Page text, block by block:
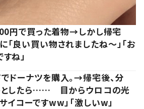
円で買った着物→しかし帰宅
良い買い物されましたね～」「お
ね」
ドーナツを購入。→帰宅後、分
としたら…… 目からウロコの光
イコーですww」「激しいw」